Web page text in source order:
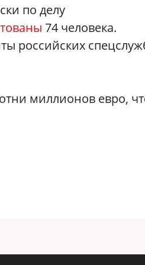
по делу
74 человека.
российских
миллионов евро,